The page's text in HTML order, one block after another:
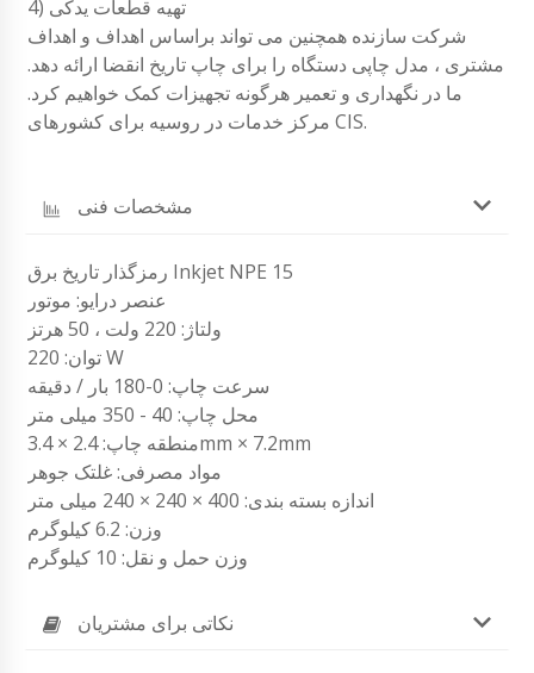
4) تهیه قطعات یدکی
شرکت سازنده همچنین می تواند براساس اهداف و اهداف
مشتری ، مدل چاپی دستگاه را برای چاپ تاریخ انقضا ارائه دهد.
ما در نگهداری و تعمیر هرگونه تجهیزات کمک خواهیم کرد.
مرکز خدمات در روسیه برای کشورهای CIS.
مشخصات فنی
رمزگذار تاریخ برق Inkjet NPE 15
عنصر درایو: موتور
ولتاژ: 220 ولت ، 50 هرتز
توان: 220 W
سرعت چاپ: 0-180 بار / دقیقه
محل چاپ: 40 - 350 میلی متر
منطقه چاپ: 2.4 × 3.4mm × 7.2mm
مواد مصرفی: غلتک جوهر
اندازه بسته بندی: 400 × 240 × 240 میلی متر
وزن: 6.2 کیلوگرم
وزن حمل و نقل: 10 کیلوگرم
نکاتی برای مشتریان